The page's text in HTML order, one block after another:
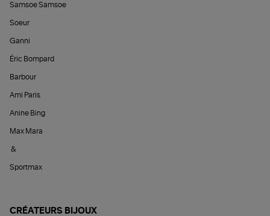
Samsoe Samsoe
Soeur
Ganni
Éric Bompard
Barbour
Ami Paris
Anine Bing
Max Mara
&
Sportmax
CRÉATEURS BIJOUX